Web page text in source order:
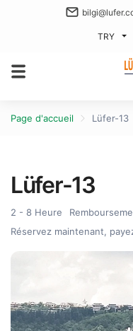
TRY
Page d'accueil Lüfer-13
Lüfer-13
2 - 8 Heure
Réservez maintenant,